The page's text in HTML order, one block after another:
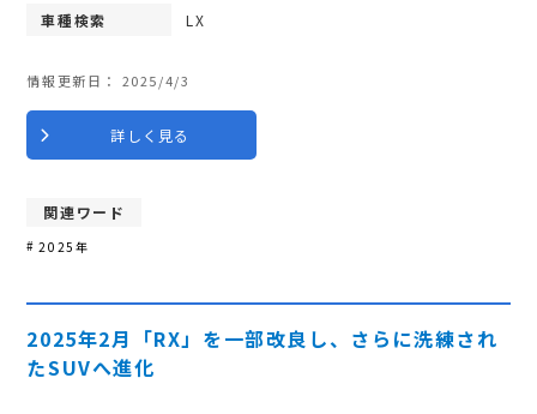
車種検索
LX
情報更新日： 2025/4/3
詳しく見る
関連ワード
2025年
2025年2月「RX」を一部改良し、さらに洗練され
たSUVへ進化